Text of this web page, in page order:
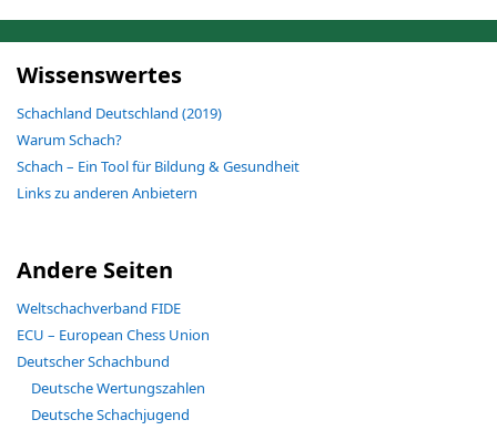
Wissenswertes
Schachland Deutschland (2019)
Warum Schach?
Schach – Ein Tool für Bildung & Gesundheit
Links zu anderen Anbietern
Andere Seiten
Weltschachverband FIDE
ECU – European Chess Union
Deutscher Schachbund
Deutsche Wertungszahlen
Deutsche Schachjugend